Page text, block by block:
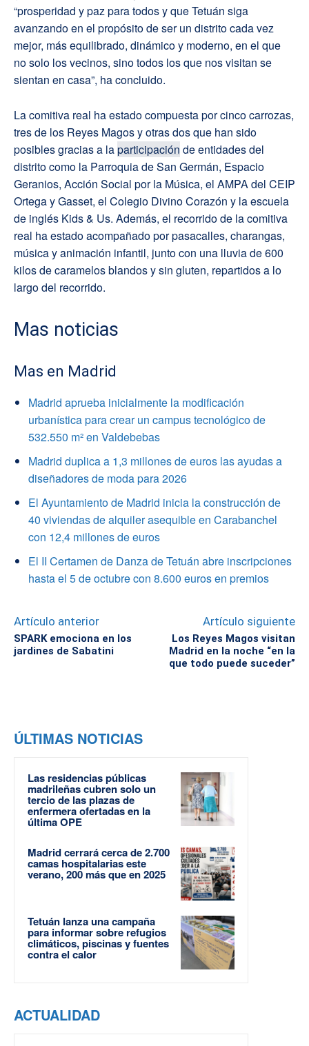
“prosperidad y paz para todos y que Tetuán siga
avanzando en el propósito de ser un distrito cada vez
mejor, más equilibrado, dinámico y moderno, en el que
no solo los vecinos, sino todos los que nos visitan se
sientan en casa”, ha concluido.
La comitiva real ha estado compuesta por cinco carrozas,
tres de los Reyes Magos y otras dos que han sido
posibles gracias a laparticipación de entidades del
distrito como la Parroquia de San Germán, Espacio
Geranios, Acción Social por la Música, el AMPA del CEIP
Ortega y Gasset, el Colegio Divino Corazón y la escuela
de inglés Kids & Us. Además, el recorrido de la comitiva
real ha estado acompañado por pasacalles, charangas,
música y animación infantil, junto con una lluvia de 600
kilos de caramelos blandos y sin gluten, repartidos a lo
largo del recorrido.
Mas noticias
Mas en Madrid
Madrid aprueba inicialmente la modificación
urbanística para crear un campus tecnológico de
532.550 m² en Valdebebas
Madrid duplica a 1,3 millones de euros las ayudas a
diseñadores de moda para 2026
El Ayuntamiento de Madrid inicia la construcción de
40 viviendas de alquiler asequible en Carabanchel
con 12,4 millones de euros
El II Certamen de Danza de Tetuán abre inscripciones
hasta el 5 de octubre con 8.600 euros en premios
Artículo anterior
SPARK emociona en los
jardines de Sabatini
Artículo siguiente
Los Reyes Magos visitan
Madrid en la noche “en la
que todo puede suceder”
ÚLTIMAS NOTICIAS
Las residencias públicas
madrileñas cubren solo un
tercio de las plazas de
enfermera ofertadas en la
última OPE
Madrid cerrará cerca de 2.700
camas hospitalarias este
verano, 200 más que en 2025
Tetuán lanza una campaña
para informar sobre refugios
climáticos, piscinas y fuentes
contra el calor
ACTUALIDAD